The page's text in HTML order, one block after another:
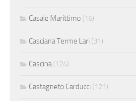
Casale Marittimo (16)
Casciana Terme Lari (31)
Cascina(124)
Castagneto Carducci (121)